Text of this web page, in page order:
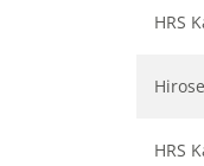
HRS
HRS